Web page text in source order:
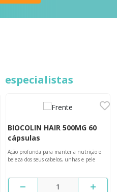
especialistas
BIOCOLIN HAIR 500MG 60
cápsulas
Ação profunda para manter a nutrição e
beleza dos seus cabelos, unhas e pele
1